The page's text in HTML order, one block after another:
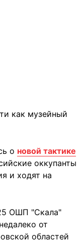
как музейный
о новой тактике
оккупанты
и ходят на
ОШП "Скала"
от
областей